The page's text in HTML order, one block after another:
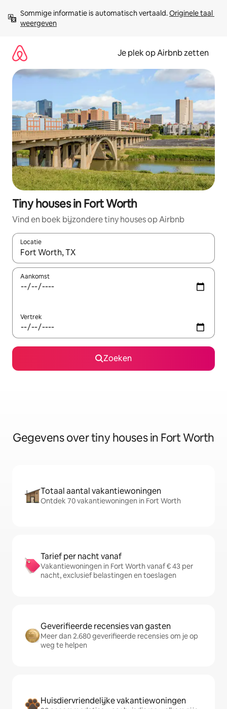
direct
naar
Sommige informatie is automatisch vertaald. Originele taal
weergeven
Je plek op Airbnb zetten
Tiny houses in Fort Worth
Vind en boek bijzondere tiny houses op Airbnb
Locatie
Wanneer er resultaten beschikbaar zijn, maak je een keuze
Aankomst
Vertrek
Zoeken
Gegevens over tiny houses in Fort Worth
Totaal aantal vakantiewoningen
Ontdek 70 vakantiewoningen in Fort Worth
Tarief per nacht vanaf
Vakantiewoningen in Fort Worth vanaf € 43 per
nacht, exclusief belastingen en toeslagen
Geverifieerde recensies van gasten
Meer dan 2.680 geverifieerde recensies om je op
weg te helpen
Huisdiervriendelijke vakantiewoningen